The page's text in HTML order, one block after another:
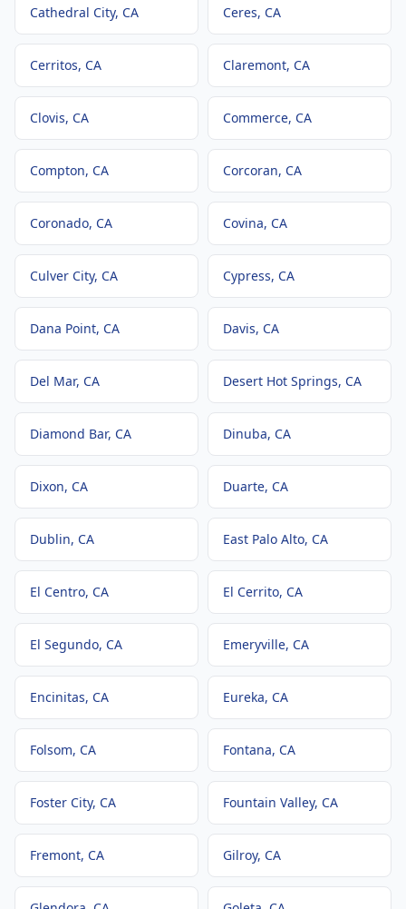
Cathedral City, CA Ceres, CA
Cerritos, CA Claremont, CA
Clovis, CA Commerce, CA
Compton, CA Corcoran, CA
Coronado, CA Covina, CA
Culver City, CA Cypress, CA
Dana Point, CA Davis, CA
Del Mar, CA Desert Hot Springs, CA
Diamond Bar, CA Dinuba, CA
Dixon, CA Duarte, CA
Dublin, CA East Palo Alto, CA
El Centro, CA El Cerrito, CA
El Segundo, CA Emeryville, CA
Encinitas, CA Eureka, CA
Folsom, CA Fontana, CA
Foster City, CA Fountain Valley, CA
Fremont, CA Gilroy, CA